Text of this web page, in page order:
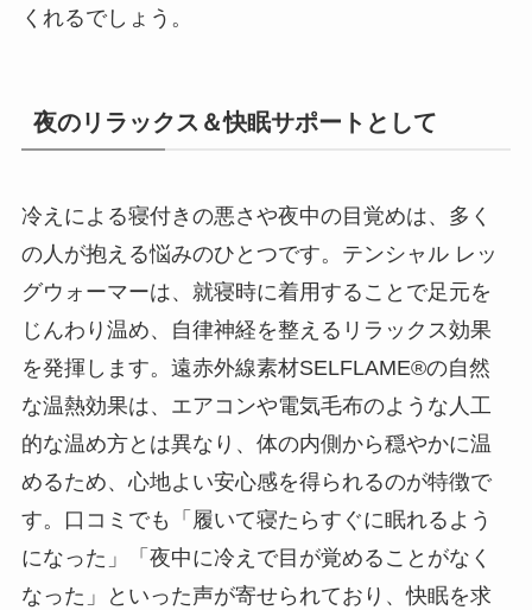
くれるでしょう。
夜のリラックス＆快眠サポートとして
冷えによる寝付きの悪さや夜中の目覚めは、多く
の人が抱える悩みのひとつです。テンシャル レッ
グウォーマーは、就寝時に着用することで足元を
じんわり温め、自律神経を整えるリラックス効果
を発揮します。遠赤外線素材SELFLAME®の自然
な温熱効果は、エアコンや電気毛布のような人工
的な温め方とは異なり、体の内側から穏やかに温
めるため、心地よい安心感を得られるのが特徴で
す。口コミでも「履いて寝たらすぐに眠れるよう
になった」「夜中に冷えで目が覚めることがなく
なった」といった声が寄せられており、快眠を求